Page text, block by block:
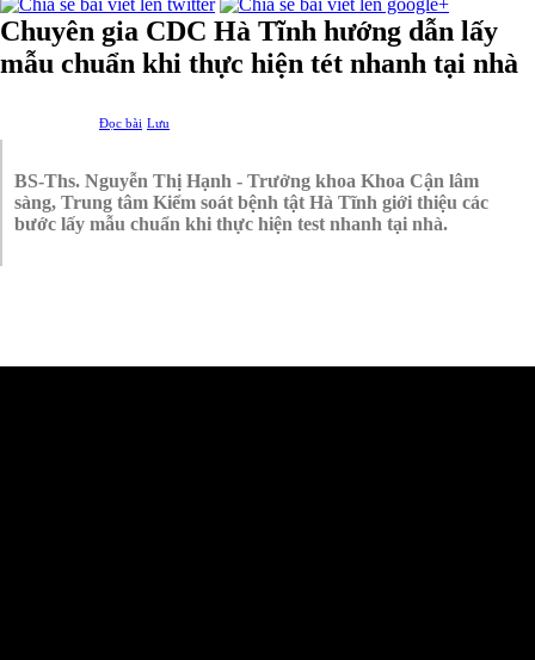
Chuyên gia CDC Hà Tĩnh hướng dẫn lấy
mẫu chuẩn khi thực hiện tét nhanh tại nhà
Đọc bài Lưu
BS-Ths. Nguyễn Thị Hạnh - Trưởng khoa Khoa Cận lâm
sàng, Trung tâm Kiểm soát bệnh tật Hà Tĩnh giới thiệu các
bước lấy mẫu chuẩn khi thực hiện test nhanh tại nhà.